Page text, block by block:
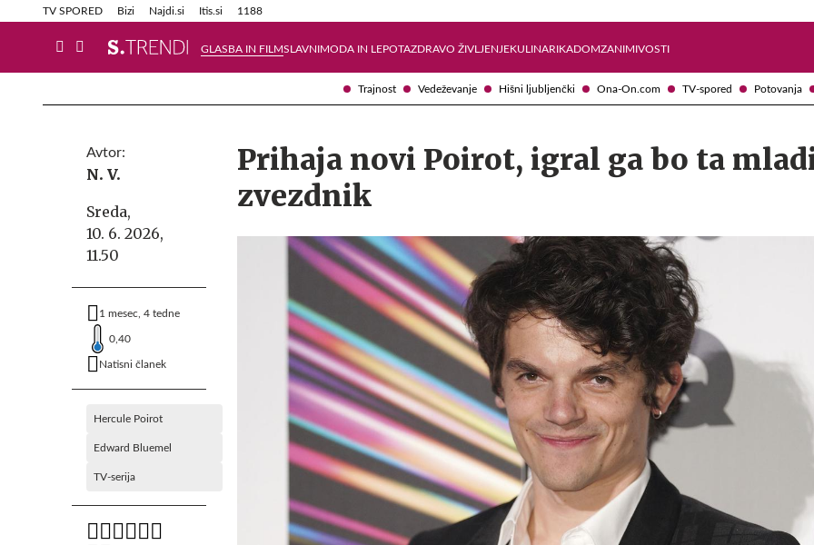
Trajnost Vedeževanje Hišni ljubljenčki Ona-On.com TV-spored Potovanja
TV SPORED Bizi Najdi.si Itis.si 1188
GLASBA IN FILMSLAVNIMODA IN LEPOTAZDRAVO ŽIVLJENJEKULINARIKADOMZANIMIVOSTI
Info in obvestila Tehnik
Avtor:
N. V.
Sreda,
10. 6. 2026,
11.50
1 mesec, 4 tedne
0,40
Natisni članek
Hercule Poirot
Edward Bluemel
TV-serija
Prihaja novi Poirot, igral ga bo ta
zvezdnik